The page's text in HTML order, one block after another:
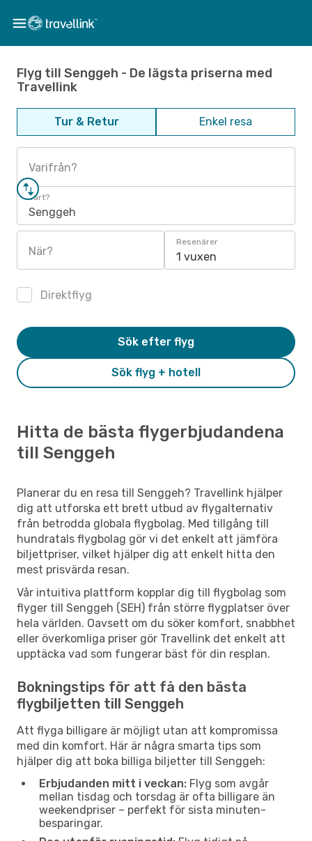
Flyg till Senggeh - De lägsta priserna med
Travellink
Tur & Retur Enkel resa
Varifrån?
Vart?
Senggeh
När?
Resenärer
1 vuxen
Direktflyg
Sök flyg + hotell
Sök efter flyg
Hitta de bästa flygerbjudandena
till Senggeh
Planerar du en resa till Senggeh? Travellink hjälper
dig att utforska ett brett utbud av flygalternativ
från betrodda globala flygbolag. Med tillgång till
hundratals flygbolag gör vi det enkelt att jämföra
biljettpriser, vilket hjälper dig att enkelt hitta den
mest prisvärda resan.
Vår intuitiva plattform kopplar dig till flygbolag som
flyger till Senggeh (SEH) från större flygplatser över
hela världen. Oavsett om du söker komfort, snabbhet
eller överkomliga priser gör Travellink det enkelt att
upptäcka vad som fungerar bäst för din resplan.
Bokningstips för att få den bästa
flygbiljetten till Senggeh
Att flyga billigare är möjligt utan att kompromissa
med din komfort. Här är några smarta tips som
hjälper dig att boka billiga biljetter till Senggeh:
Erbjudanden mitt i veckan: Flyg som avgår
mellan tisdag och torsdag är ofta billigare än
weekendpriser – perfekt för sista minuten-
besparingar.